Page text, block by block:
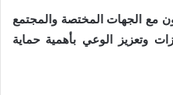
مع الجهات المختصة والمجتمع
وتعزيز الوعي بأهمية حماية